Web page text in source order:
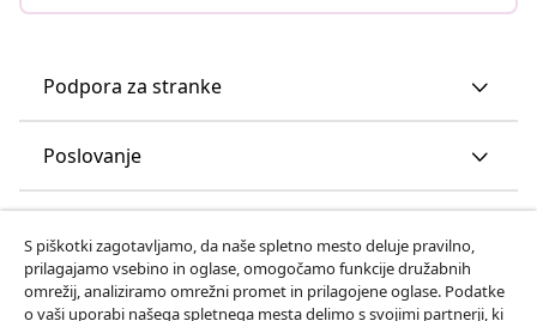
Podpora za stranke
Poslovanje
Odkrijte več
S piškotki zagotavljamo, da naše spletno mesto deluje pravilno,
prilagajamo vsebino in oglase, omogočamo funkcije družabnih
omrežij, analiziramo omrežni promet in prilagojene oglase. Podatke
o vaši uporabi našega spletnega mesta delimo s svojimi partnerji, ki